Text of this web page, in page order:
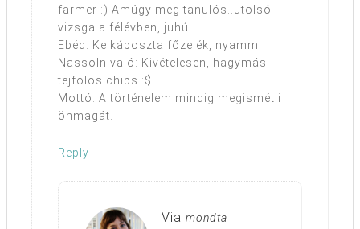
farmer :) Amúgy meg tanulós..utolsó
vizsga a félévben, juhú!
Ebéd: Kelkáposzta főzelék, nyamm
Nassolnivaló: Kivételesen, hagymás
tejfölös chips :$
Mottó: A történelem mindig megismétli
önmagát.
Reply
Via mondta